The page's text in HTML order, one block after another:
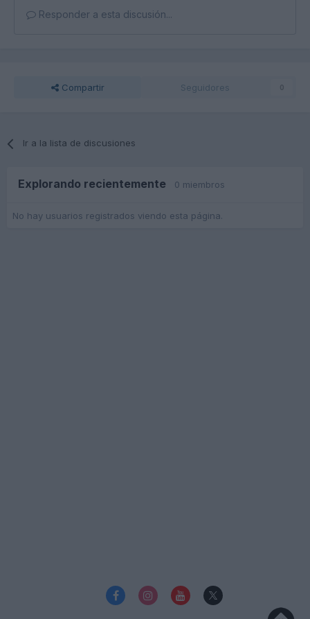
Responder a esta discusión...
Compartir Seguidores 0
Ir a la lista de discusiones
Explorando recientemente 0 miembros
No hay usuarios registrados viendo esta página.